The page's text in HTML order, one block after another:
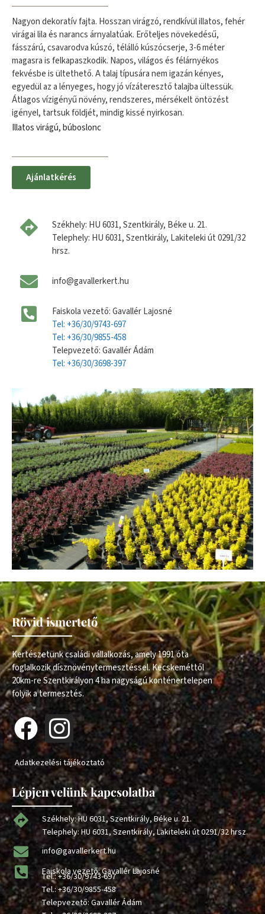
Nagyon dekoratív fajta. Hosszan virágzó, rendkívül illatos, fehér
virágai lila és narancs árnyalatúak. Erőteljes növekedésű,
fásszárú, csavarodva kúszó, télálló kúszócserje, 3-6 méter
magasra is felkapaszkodik. Napos, világos és félárnyékos
fekvésbe is ültethető. A talaj típusára nem igazán kényes,
egyedül az a lényeges, hogy jó vízáteresztő talajba ültessük.
Átlagos vízigényű növény, rendszeres, mérsékelt öntözést
igényel, tartsuk földjét, mindig kissé nyirkosan.
Illatos virágú, búboslonc
Ajánlatkérés
Székhely: HU 6031, Szentkirály, Béke u. 21.
Telephely: HU 6031, Szentkirály, Lakiteleki út 0291/32
hrsz.
info@gavallerkert.hu
Faiskola vezető: Gavallér Lajosné
Tel: +36/30/9743-697
Tel: +36/30/9855-458
Telepvezető: Gavallér Ádám
Tel: +36/30/3698-397
Rövid ismertető
Kertészetünk családi vállalkozás, amely 1991 óta
foglalkozik dísznövénytermesztéssel. Kecskeméttől
20km-re Szentkirályon 4 ha nagyságú konténertelepen
folyik a termesztés.
Adatkezelési tájékoztató
Lépjen velünk kapcsolatba
Székhely: HU 6031, Szentkirály, Béke u. 21.
Telephely: HU 6031, Szentkirály, Lakiteleki út 0291/32 hrsz.
info@gavallerkert.hu
Faiskola vezető: Gavallér Lajosné
Tel.:+36/30/9743-697
Tel.:+36/30/9855-458
Telepvezető: Gavallér Ádám